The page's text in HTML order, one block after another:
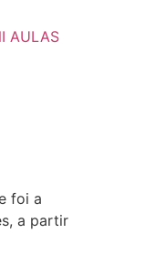
AULAS
foi a
a partir